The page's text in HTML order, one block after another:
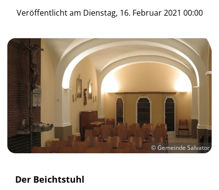
Veröffentlicht am Dienstag, 16. Februar 2021 00:00
© Gemeinde Salvator
Der Beichtstuhl